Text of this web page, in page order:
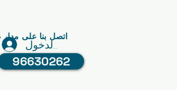
اتصل بنا على مدار 24 ساعة
96630262
تسجيل الدخول